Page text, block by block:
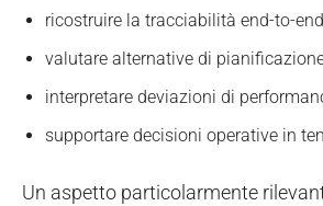
ricostruire la tracciabilità end-to-
valutare alternative di
interpretare deviazioni di
supportare decisioni operative in
Un aspetto particolarmente